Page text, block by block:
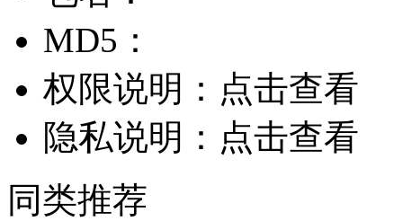
MD5：
权限说明： 点击查看
隐私说明： 点击查看
同类推荐